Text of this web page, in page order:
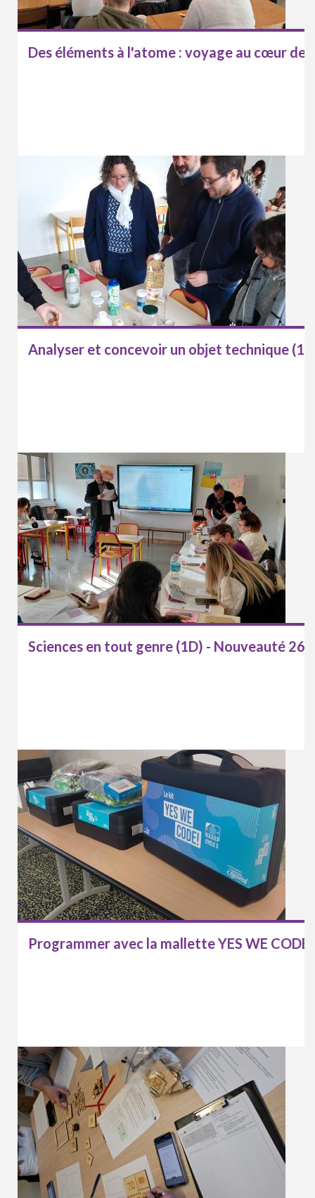
Des éléments à l'atome : voyage au cœur de
Analyser et concevoir un objet technique
Sciences en tout genre (1D) - Nouveauté 26-
Programmer avec la mallette YES WE